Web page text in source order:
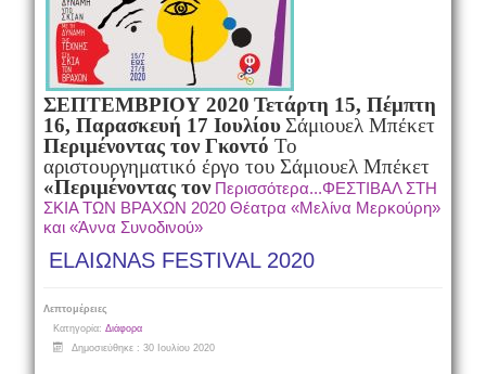
ΣΕΠΤΕΜΒΡΙΟΥ 2020 Τετάρτη 15, Πέμπτη
16, Παρασκευή 17 ΙουλίουΣάμιουελ Μπέκετ
Περιμένοντας τον Γκοντό Το
αριστουργηματικό έργο του Σάμιουελ Μπέκετ
«Περιμένοντας τον Περισσότερα...ΦΕΣΤΙΒΑΛ ΣΤΗ
ΣΚΙΑ ΤΩΝ ΒΡΑΧΩΝ 2020 Θέατρα «Μελίνα Μερκούρη»
και «Άννα Συνοδινού»
ELAIΩNAS FESTIVAL 2020
Λεπτομέρειες
Κατηγορία: Διάφορα
Δημοσιεύθηκε : 30 Ιουλίου 2020